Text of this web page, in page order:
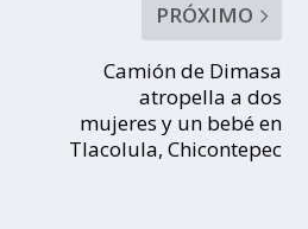
PRÓXIMO
Camión de Dimasa
atropella a dos
mujeres y un bebé en
Tlacolula, Chicontepec